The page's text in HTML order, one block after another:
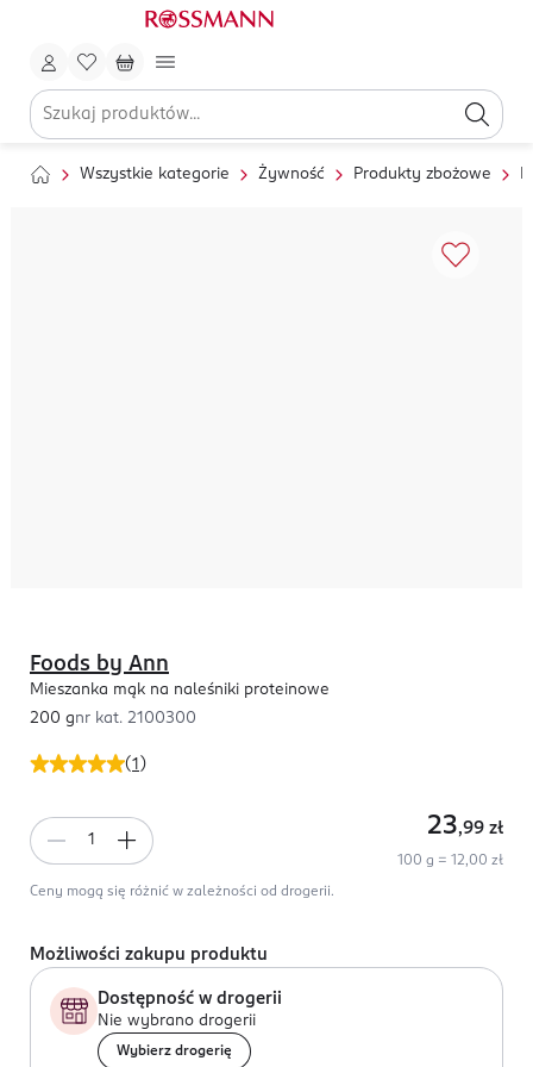
Wszystkie kategorie Żywność Produkty zbożowe
(1 )
Foods by Ann
Mieszanka mąk na naleśniki proteinowe
200 gnr kat. 2100300
23,99 zł
100 g = 12,00 zł
Ceny mogą się różnić w zależności od drogerii.
Możliwości zakupu produktu
Dostępność w drogerii
Nie wybrano drogerii
Wybierz drogerię